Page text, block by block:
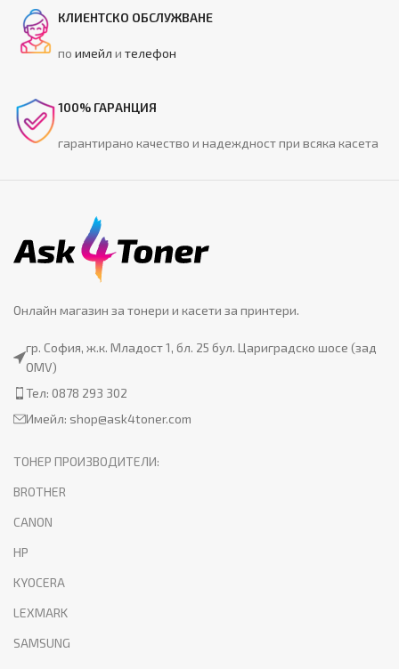
КЛИЕНТСКО ОБСЛУЖВАНЕ
поимейл ителефон
100% ГАРАНЦИЯ
гарантирано качество и надеждност при всяка касета
Онлайн магазин за тонери и касети за принтери.
гр. София, ж.к. Младост 1, бл. 25 бул. Цариградско шосе (зад
OMV)
Тел: 0878 293 302
Имейл: shop@ask4toner.com
ТОНЕР ПРОИЗВОДИТЕЛИ:
BROTHER
CANON
HP
KYOCERA
LEXMARK
SAMSUNG